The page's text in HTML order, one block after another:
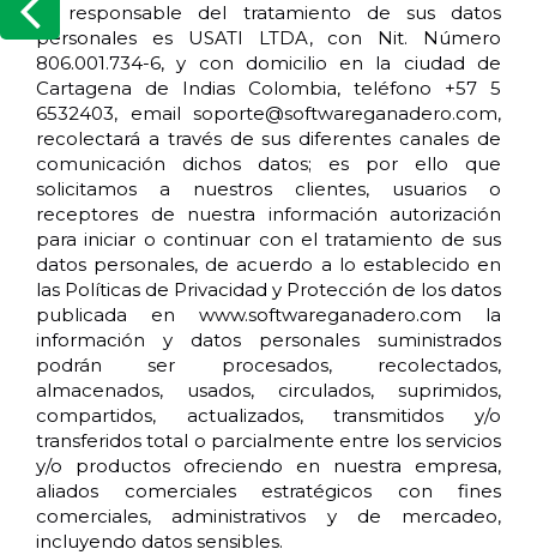
El responsable del tratamiento de sus datos
personales es USATI LTDA, con Nit. Número
806.001.734-6, y con domicilio en la ciudad de
Cartagena de Indias Colombia, teléfono +57 5
6532403, email soporte@softwareganadero.com,
recolectará a través de sus diferentes canales de
comunicación dichos datos; es por ello que
solicitamos a nuestros clientes, usuarios o
receptores de nuestra información autorización
para iniciar o continuar con el tratamiento de sus
datos personales, de acuerdo a lo establecido en
las Políticas de Privacidad y Protección de los datos
publicada en www.softwareganadero.com la
información y datos personales suministrados
podrán ser procesados, recolectados,
almacenados, usados, circulados, suprimidos,
compartidos, actualizados, transmitidos y/o
transferidos total o parcialmente entre los servicios
y/o productos ofreciendo en nuestra empresa,
aliados comerciales estratégicos con fines
comerciales, administrativos y de mercadeo,
incluyendo datos sensibles.